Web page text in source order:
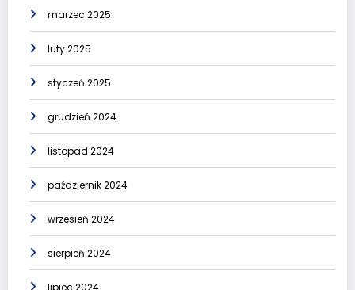
marzec 2025
luty 2025
styczeń 2025
grudzień 2024
listopad 2024
październik 2024
wrzesień 2024
sierpień 2024